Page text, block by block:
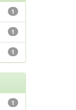
1
1
1
1